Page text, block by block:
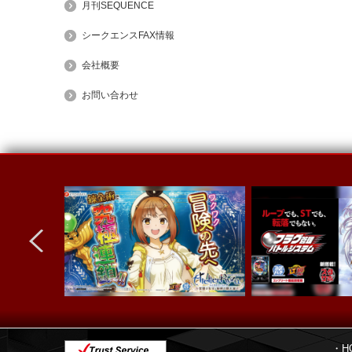
月刊SEQUENCE
シークエンスFAX情報
会社概要
お問い合わせ
next
・